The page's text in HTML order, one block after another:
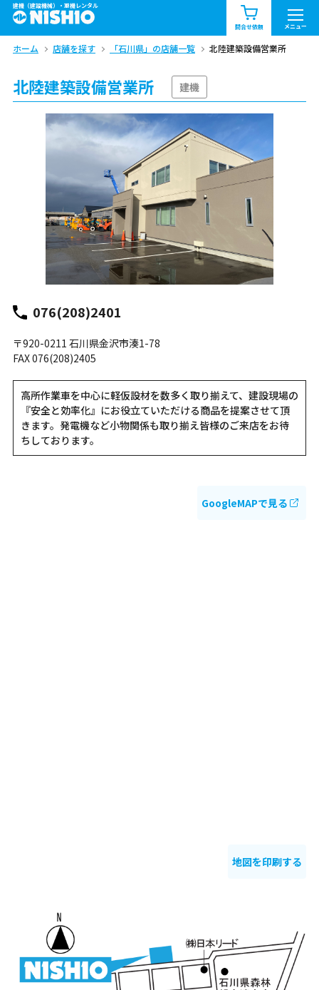
建機（建設機械）・重機レンタル
問合せ依頼 メニュー
商品一覧 お知らせ一覧
問合せ依頼リスト お問合せ
エリア情報を見る
北海道 東北 関東
関西 中国・四国
九州・沖縄（外部）
ホーム 店舗を探す 「石川県」の店舗一覧 北陸建築設備営業所
北陸建築設備営業所 建機
076(208)2401
〒920-0211 石川県金沢市湊1-78
FAX 076(208)2405
高所作業車を中心に軽仮設材を数多く取り揃えて、建設現場の
『安全と効率化』にお役立ていただける商品を提案させて頂
きます。発電機など小物関係も取り揃え皆様のご来店をお待
ちしております。
GoogleMAPで見る
地図を印刷する